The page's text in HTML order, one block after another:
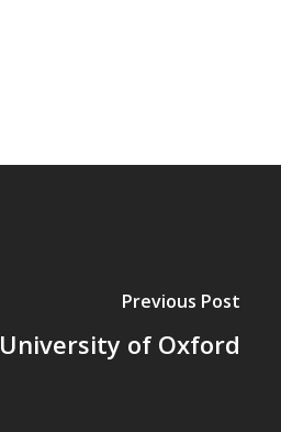
Previous Post
University of Oxford